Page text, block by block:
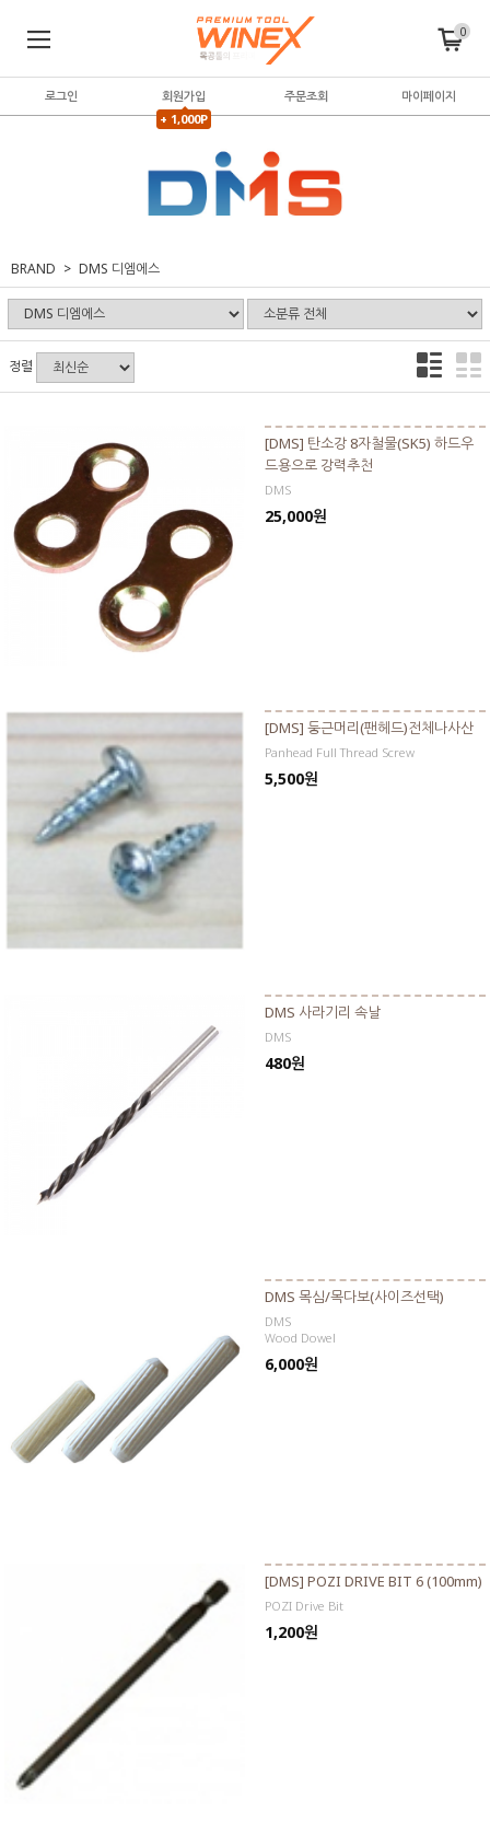
0
로그인
회원가입
+ 1,000P
주문조회 마이페이지
BRAND DMS 디엠에스
정렬
[DMS] 탄소강 8자철물(SK5) 하드우
드용으로 강력추천
DMS
25,000원
[DMS] 둥근머리(팬헤드)전체나사산
Panhead Full Thread Screw
5,500원
DMS 사라기리 속날
DMS
480원
DMS 목심/목다보(사이즈선택)
DMS
Wood Dowel
6,000원
[DMS] POZI DRIVE BIT 6 (100mm)
POZI Drive Bit
1,200원